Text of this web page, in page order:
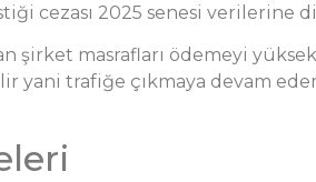
cezası 2025 senesi verilerine
şirket masrafları ödemeyi
yani trafiğe çıkmaya devam